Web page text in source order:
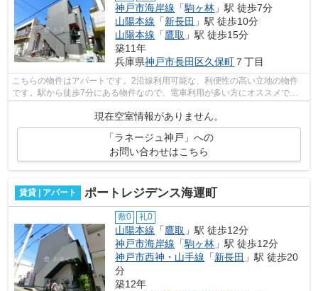
神戸市海岸線 「駒ヶ林 」駅 徒歩7分
山陽本線 「新長田 」駅 徒歩10分
山陽本線 「鷹取 」駅 徒歩15分
築11年
兵庫県神戸市長田区久保町 ７丁目
こちらの物件はアパートです。2沿線利用可能な、利便性の高い立地の物件
です。駅から徒歩7分にある物件なので、電車利用が多い方にオススメで
す。陽当たりが良好な物件は梅雨時期の湿...
現在空室情報がありません。
「ラネージュ神戸」への
お問い合わせはこちら
賃貸 | アパート ポートレジデンス海運町
敷0 礼0
山陽本線 「鷹取 」駅 徒歩12分
神戸市海岸線 「駒ヶ林 」駅 徒歩12分
神戸市西神・山手線 「新長田 」駅 徒歩20
分
築12年